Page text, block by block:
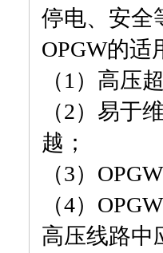
停电、安全
OPGW的适
（1）高压
（2）易于
越；
（3）
（4）
高压线路中